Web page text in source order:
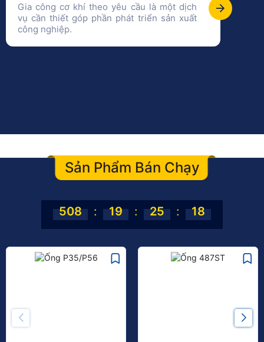
Gia công cơ khí theo yêu cầu là một dịch
vụ cần thiết góp phần phát triển sản xuất
công nghiệp.
Sản Phẩm Bán Chạy
508 : 19 : 25 : 17